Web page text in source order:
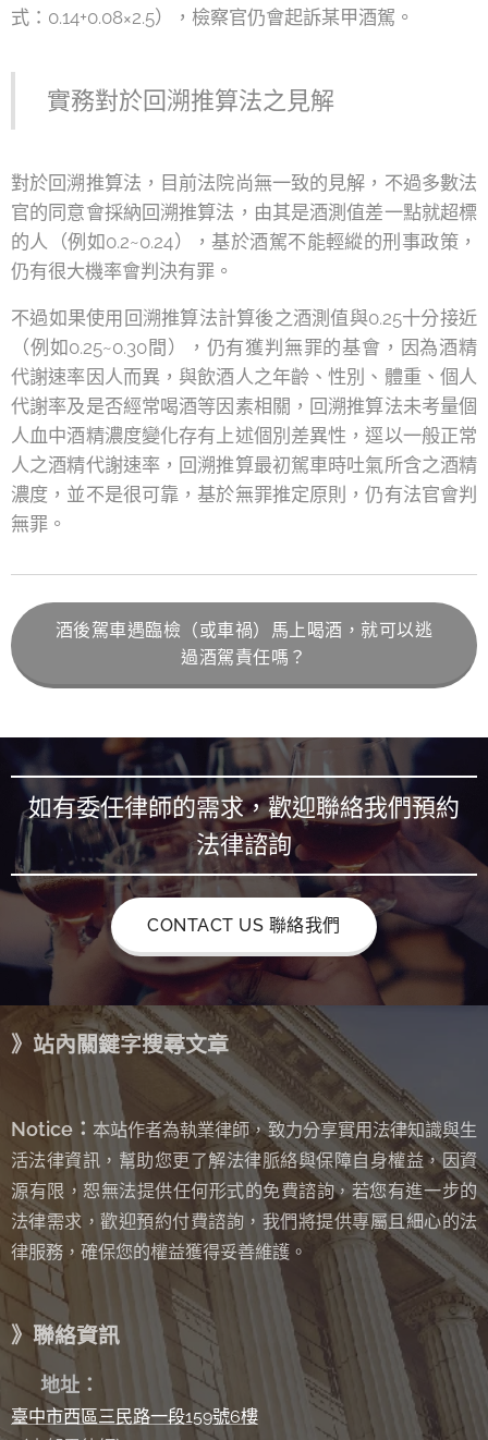
式：0.14+0.08×2.5），檢察官仍會起訴某甲酒駕。
實務對於回溯推算法之見解
對於回溯推算法，目前法院尚無一致的見解，不過多數法
官的同意會採納回溯推算法，由其是酒測值差一點就超標
的人（例如0.2~0.24），基於酒駕不能輕縱的刑事政策，
仍有很大機率會判決有罪。
不過如果使用回溯推算法計算後之酒測值與0.25十分接近
（例如0.25~0.30間），仍有獲判無罪的基會，因為酒精
代謝速率因人而異，與飲酒人之年齡、性別、體重、個人
代謝率及是否經常喝酒等因素相關，回溯推算法未考量個
人血中酒精濃度變化存有上述個別差異性，逕以一般正常
人之酒精代謝速率，回溯推算最初駕車時吐氣所含之酒精
濃度，並不是很可靠，基於無罪推定原則，仍有法官會判
無罪。
酒後駕車遇臨檢（或車禍）馬上喝酒，就可以逃
過酒駕責任嗎？
如有委任律師的需求，歡迎聯絡我們預約
法律諮詢
CONTACT US 聯絡我們
》站內關鍵字搜尋文章
Notice： 本站作者為執業律師，致力分享實用法律知識與生
活法律資訊，幫助您更了解法律脈絡與保障自身權益，因資
源有限，恕無法提供任何形式的免費諮詢， 若您有進一步的
法律需求，歡迎預約付費諮詢，我們將提供專屬且細心的法
律服務，確保您的權益獲得妥善維護。
》聯絡資訊
地址：
臺中市西區三民路一段159號6樓